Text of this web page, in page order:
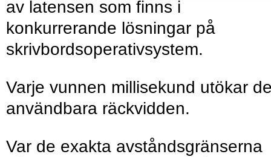
av latensen som finns i
konkurrerande lösningar på
skrivbordsoperativsystem.
Varje vunnen millisekund utökar
användbara räckvidden.
Var de exakta avståndsgränserna